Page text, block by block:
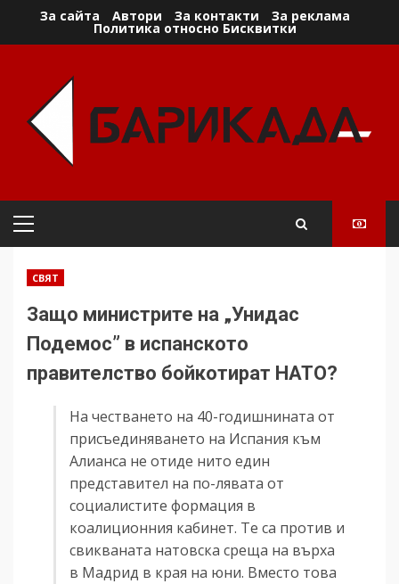
За сайта Автори За контакти За реклама
Политика относно Бисквитки
Primary
СВЯТ
Защо министрите на „Унидас
Подемос” в испанското
правителство бойкотират НАТО?
На честването на 40-годишнината от
присъединяването на Испания към
Алианса не отиде нито един
представител на по-лявата от
социалистите формация в
коалиционния кабинет. Те са против и
свикваната натовска среща на върха
в Мадрид в края на юни. Вместо това